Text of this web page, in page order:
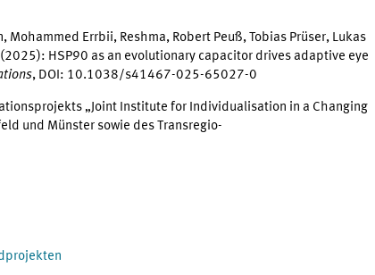
Mohammed Errbii, Reshma, Robert Peuß, Tobias Prüser, Lukas
HSP90 as an evolutionary capacitor drives adaptive eye
, DOI: 10.1038/s41467-025-65027-0
„Joint Institute for Individualisation in a Changing
und Münster sowie des Transregio-